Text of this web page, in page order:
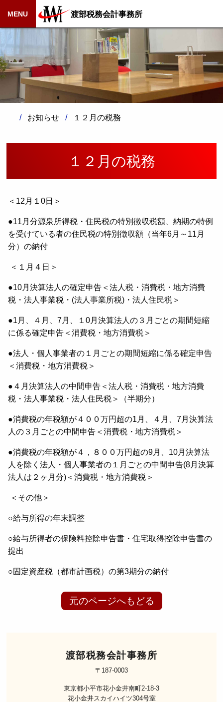
MENU 渡部税務会計事務所
お知らせ １２月の税務
１２月の税務
＜12月１0日＞
●11月分源泉所得税・住民税の特別徴収税額、納期の特例
を受けている者の住民税の特別徴収額（当年6月～11月
分）の納付
＜１月４日＞
●10月決算法人の確定申告＜法人税・消費税・地方消費
税・法人事業税・(法人事業所税)・法人住民税＞
●1月、４月、7月、１0月決算法人の３月ごとの期間短縮
に係る確定申告＜消費税・地方消費税＞
●法人・個人事業者の１月ごとの期間短縮に係る確定申告
＜消費税・地方消費税＞
●４月決算法人の中間申告＜法人税・消費税・地方消費
税・法人事業税・法人住民税＞（半期分）
●消費税の年税額が４００万円超の1月、４月、7月決算法
人の３月ごとの中間申告＜消費税・地方消費税＞
●消費税の年税額が４，８００万円超の9月、10月決算法
人を除く法人・個人事業者の１月ごとの中間申告(8月決算
法人は２ヶ月分)＜消費税・地方消費税＞
＜その他＞
○給与所得の年末調整
○給与所得者の保険料控除申告書・住宅取得控除申告書の
提出
○固定資産税（都市計画税）の第3期分の納付
元のページへもどる
渡部税務会計事務所
〒187-0003
東京都小平市花小金井南町2-18-3
花小金井スカイハイツ304号室